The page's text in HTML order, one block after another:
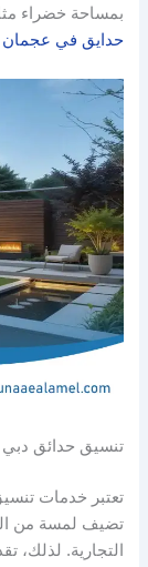
بمساحة خضراء
حدايق في عجمان
تنسيق حدائق دبي
تعتبر خدمات
تضيف لمسة من
التجارية.